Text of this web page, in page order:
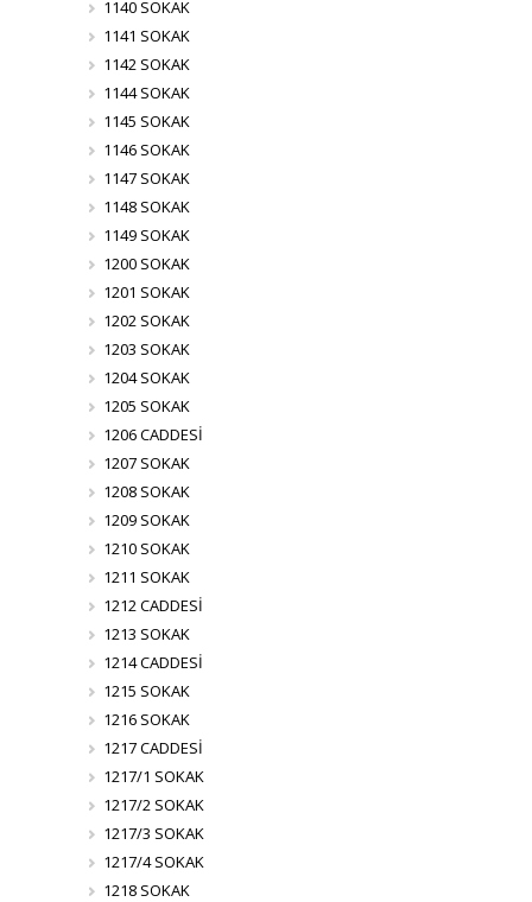
1140 SOKAK
1141 SOKAK
1142 SOKAK
1144 SOKAK
1145 SOKAK
1146 SOKAK
1147 SOKAK
1148 SOKAK
1149 SOKAK
1200 SOKAK
1201 SOKAK
1202 SOKAK
1203 SOKAK
1204 SOKAK
1205 SOKAK
1206 CADDESİ
1207 SOKAK
1208 SOKAK
1209 SOKAK
1210 SOKAK
1211 SOKAK
1212 CADDESİ
1213 SOKAK
1214 CADDESİ
1215 SOKAK
1216 SOKAK
1217 CADDESİ
1217/1 SOKAK
1217/2 SOKAK
1217/3 SOKAK
1217/4 SOKAK
1218 SOKAK